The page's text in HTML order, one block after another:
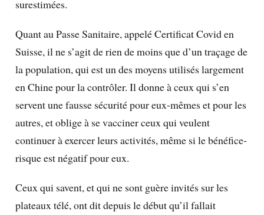
surestimées.
Quant au Passe Sanitaire, appelé Certificat Covid en
Suisse, il ne s’agit de rien de moins que d’un traçage de
la population, qui est un des moyens utilisés largement
en Chine pour la contrôler. Il donne à ceux qui s’en
servent une fausse sécurité pour eux-mêmes et pour les
autres, et oblige à se vacciner ceux qui veulent
continuer à exercer leurs activités, même si le bénéfice-
risque est négatif pour eux.
Ceux qui savent, et qui ne sont guère invités sur les
plateaux télé, ont dit depuis le début qu’il fallait